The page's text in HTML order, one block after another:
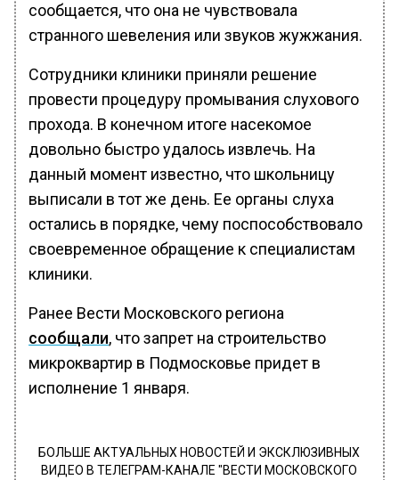
сообщается, что она не чувствовала
странного шевеления или звуков жужжания.
Сотрудники клиники приняли решение
провести процедуру промывания слухового
прохода. В конечном итоге насекомое
довольно быстро удалось извлечь. На
данный момент известно, что школьницу
выписали в тот же день. Ее органы слуха
остались в порядке, чему поспособствовало
своевременное обращение к специалистам
клиники.
Ранее Вести Московского региона
сообщали, что запрет на строительство
микроквартир в Подмосковье придет в
исполнение 1 января.
БОЛЬШЕ АКТУАЛЬНЫХ НОВОСТЕЙ И ЭКСКЛЮЗИВНЫХ
ВИДЕО В ТЕЛЕГРАМ-КАНАЛЕ "ВЕСТИ МОСКОВСКОГО